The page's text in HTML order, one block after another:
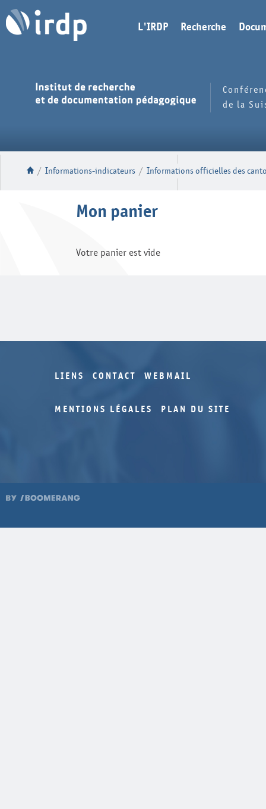
L'IRDP Recherche
de la
/ Informations-indicateurs / Informations officielles des
Mon panier
Votre panier est vide
LIENS CONTACT WEBMAIL
MENTIONS LÉGALES PLAN DU SITE